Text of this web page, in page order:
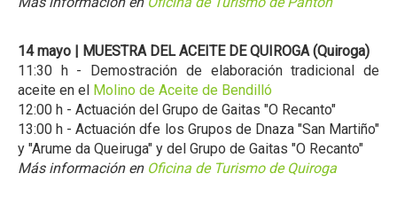
14 mayo | MUESTRA DEL ACEITE DE QUIROGA (Quiroga)
11:30 h - Demostración de elaboración tradicional de
aceite en el Molino de Aceite de Bendilló
12:00 h - Actuación del Grupo de Gaitas "O Recanto"
13:00 h - Actuación dfe los Grupos de Dnaza "San Martiño"
y "Arume da Queiruga" y del Grupo de Gaitas "O Recanto"
Más información en Oficina de Turismo de Quiroga